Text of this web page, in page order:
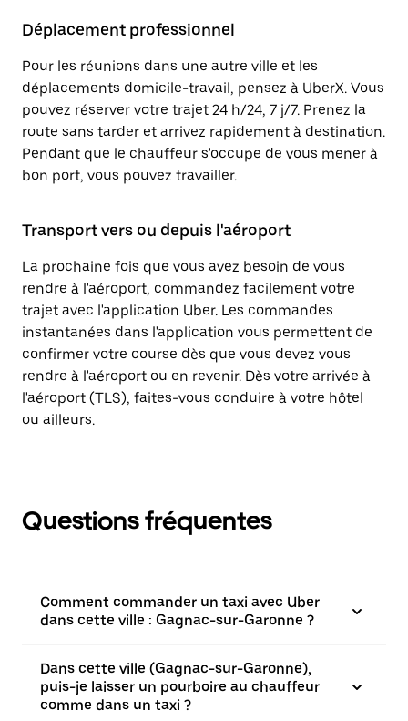
Déplacement professionnel
Pour les réunions dans une autre ville et les
déplacements domicile-travail, pensez à UberX. Vous
pouvez réserver votre trajet 24 h/24, 7 j/7. Prenez la
route sans tarder et arrivez rapidement à destination.
Pendant que le chauffeur s'occupe de vous mener à
bon port, vous pouvez travailler.
Transport vers ou depuis l'aéroport
La prochaine fois que vous avez besoin de vous
rendre à l'aéroport, commandez facilement votre
trajet avec l'application Uber. Les commandes
instantanées dans l'application vous permettent de
confirmer votre course dès que vous devez vous
rendre à l'aéroport ou en revenir. Dès votre arrivée à
l'aéroport (TLS), faites-vous conduire à votre hôtel
ou ailleurs.
Questions fréquentes
Comment commander un taxi avec Uber
dans cette ville : Gagnac-sur-Garonne ?
Dans cette ville (Gagnac-sur-Garonne),
puis-je laisser un pourboire au chauffeur
comme dans un taxi ?